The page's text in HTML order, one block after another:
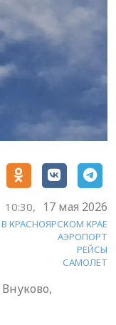
10:30, 17 мая 2026
В КРАСНОЯРСКОМ КРАЕ
АЭРОПОРТ
РЕЙСЫ
САМОЛЕТ